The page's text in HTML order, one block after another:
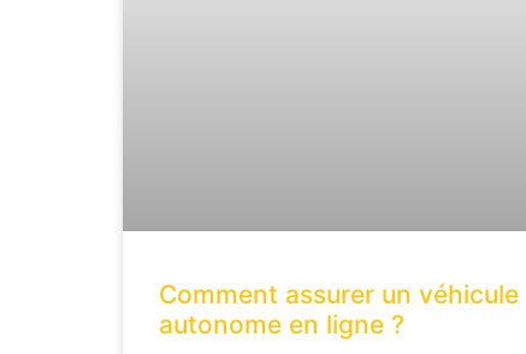
Comment assurer un véhicule
autonome en ligne ?